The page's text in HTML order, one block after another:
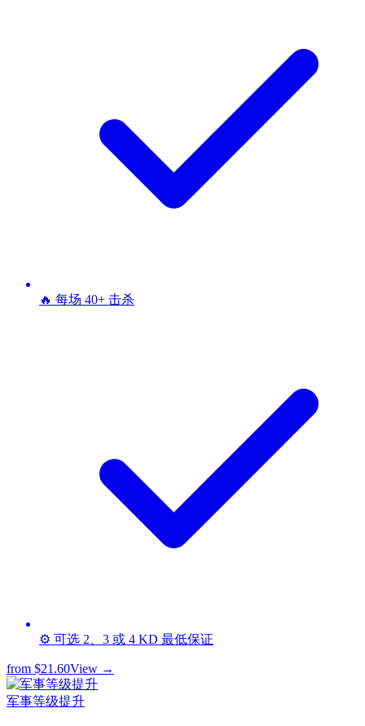
🔥 每场 40+ 击杀
⚙️ 可选 2、3 或 4 KD 最低保证
from $21.60View →
军事等级提升